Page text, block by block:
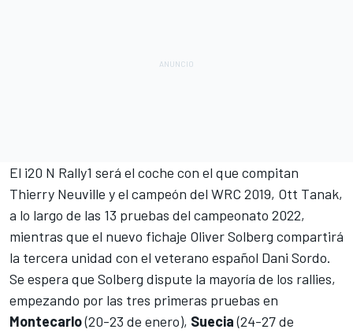
El i20 N Rally1 será el coche con el que compitan
Thierry Neuville y el campeón del WRC 2019, Ott Tanak,
a lo largo de las 13 pruebas del campeonato 2022,
mientras que el nuevo fichaje Oliver Solberg compartirá
la tercera unidad con el veterano español Dani Sordo.
Se espera que Solberg dispute la mayoría de los rallies,
empezando por las tres primeras pruebas en
Montecarlo(20-23 de enero), Suecia(24-27 de